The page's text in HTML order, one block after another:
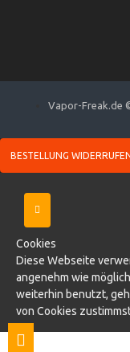
Vapor-Freak.de
BESTELLUNG
Cookies
Diese Webseite
angenehm wie
weiterhin benutzt,
von Cookies